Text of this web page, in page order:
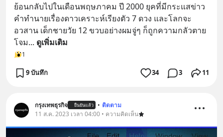
ย้อนกลับไปในเดือนพฤษภาคม ปี 2000 ยุคที่มีกระแสข่าว
คำทำนายเรื่องดาวเคราะห์เรียงตัว 7 ดวง และโลกจะ
อวสาน เด็กชายวัย 12 ขวบอย่างผมจู่ๆ ก็ถูกความกลัวตาย
โจม... ดูเพิ่มเติม
1
9 บันทึก 34 3 11
กรุงเทพธุรกิจ ยืนยันแล้ว • ติดตาม
11 ส.ค. 2023 เวลา 04:00 • ความคิดเห็น